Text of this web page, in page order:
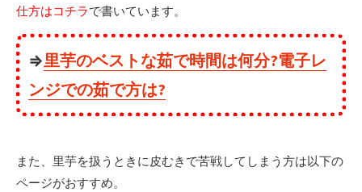
仕方はコチラで書いています。
⇒里芋のベストな茹で時間は何分?電子レ
ンジでの茹で方は?
また、里芋を扱うときに皮むきで苦戦してしまう方は以下の
ページがおすすめ。